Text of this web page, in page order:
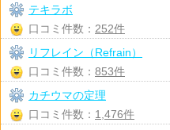
テキラボ
口コミ件数： 252件
リフレイン（Refrain）
口コミ件数： 853件
カチウマの定理
口コミ件数： 1,476件